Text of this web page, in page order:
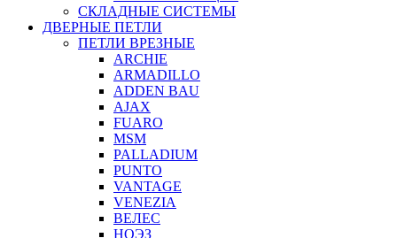
СКЛАДНЫЕ СИСТЕМЫ
ДВЕРНЫЕ ПЕТЛИ
ПЕТЛИ ВРЕЗНЫЕ
ARCHIE
ARMADILLO
ADDEN BAU
AJAX
FUARO
MSM
PALLADIUM
PUNTO
VANTAGE
VENEZIA
ВЕЛЕС
НОЭЗ